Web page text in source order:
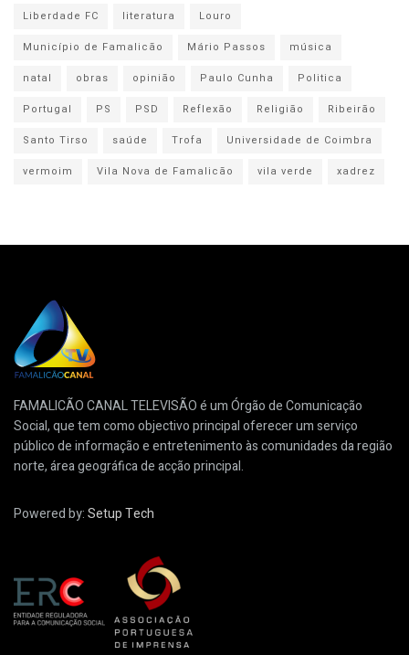
Liberdade FC
literatura
Louro
Município de Famalicão
Mário Passos
música
natal
obras opinião Paulo Cunha
Politica
Portugal
PS PSD Reflexão Religião
Ribeirão
Santo Tirso
saúde Trofa
Universidade de Coimbra
vermoim
Vila Nova de Famalicão vila verde xadrez
FAMALICÃO CANAL TELEVISÃO é um Órgão de Comunicação
Social, que tem como objectivo principal oferecer um serviço
público de informação e entretenimento às comunidades da região
norte, área geográfica de acção principal.
Powered by:Setup Tech